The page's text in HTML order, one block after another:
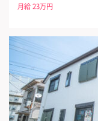
月給 23万円